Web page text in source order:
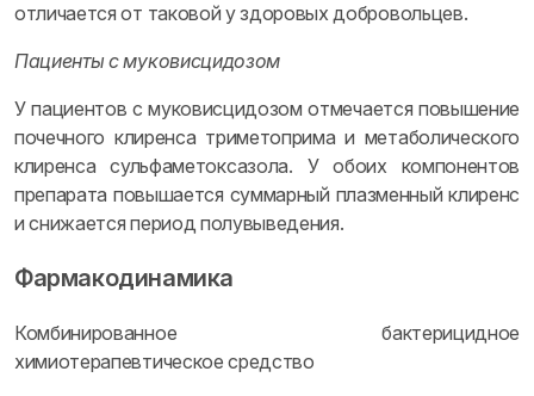
отличается от таковой у здоровых добровольцев.
Пациенты с муковисцидозом
У пациентов с муковисцидозом отмечается повышение
почечного клиренса триметоприма и метаболического
клиренса сульфаметоксазола. У обоих компонентов
препарата повышается суммарный плазменный клиренс
и снижается период полувыведения.
Фармакодинамика
Комбинированное бактерицидное
химиотерапевтическое средство